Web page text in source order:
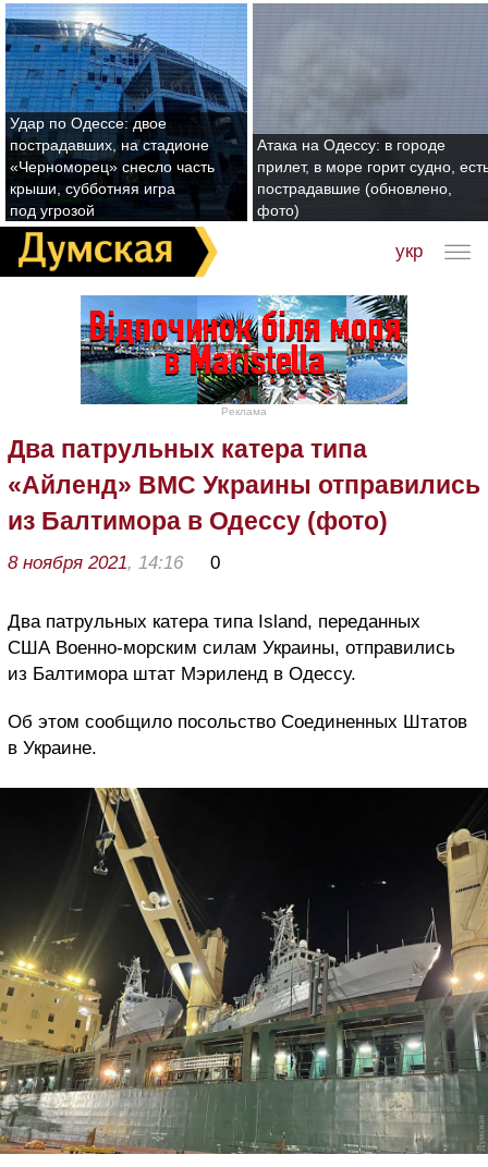
Удар по Одессе: двое
пострадавших, на стадионе
«Черноморец» снесло часть
крыши, субботняя игра
под угрозой
Атака на Одессу: в городе
прилет, в море горит судно,
пострадавшие (обновлено,
фото)
укр
Реклама
Два патрульных катера типа
«Айленд» ВМС Украины отправились
из Балтимора в Одессу (фото)
8 ноября 2021, 14:16 0
Два патрульных катера типа Island, переданных
США Военно-морским силам Украины, отправились
из Балтимора штат Мэриленд в Одессу.
Об этом сообщило посольство Соединенных Штатов
в Украине.